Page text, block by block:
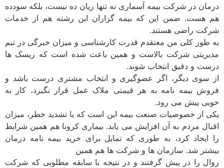
درمان در شرکت بیمه آسماری نه تنها زیان ده نیست، بلکه سودده
هم هست. ضمن این که بیمه گزاران این رشته هم از خدمات
شرکت راضی هستند.
به طور کلی من معتقدم قدرت کارشناسی و میزان خبرگی در تیم
مدیریتی شرکت بالاست و همین باعث شده است که ریسک ها
درست و دقیق انتخاب شوند.
از سوی دیگر، اگر عضوگیری و انتخاب مشتری درست باشد و
فروش بیمه نامه به هر قیمتی ملاک عمل قرار نگیرد، کار به
خوبی پیش می رود.
یکی از خصوصیات صنعت بیمه این است که با تشدید خطر، میزان
اقبال مردم به آن افزایش می یابد. بیماری کرونا هم همین شرایط
را ایجاد کرد، به طوری که تمایل برای خرید بیمه نامه درمان
بیشتر شد. سازمان ها و شرکت ها هم همین
روال را در پیش گرفتند و در نتیجه با سابقه مطلوبی که شرکت